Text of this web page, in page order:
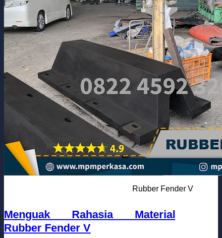
Rubber Fender V
Menguak Rahasia Material
Rubber Fender V